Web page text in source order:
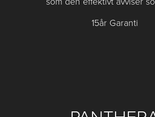
15år Garanti